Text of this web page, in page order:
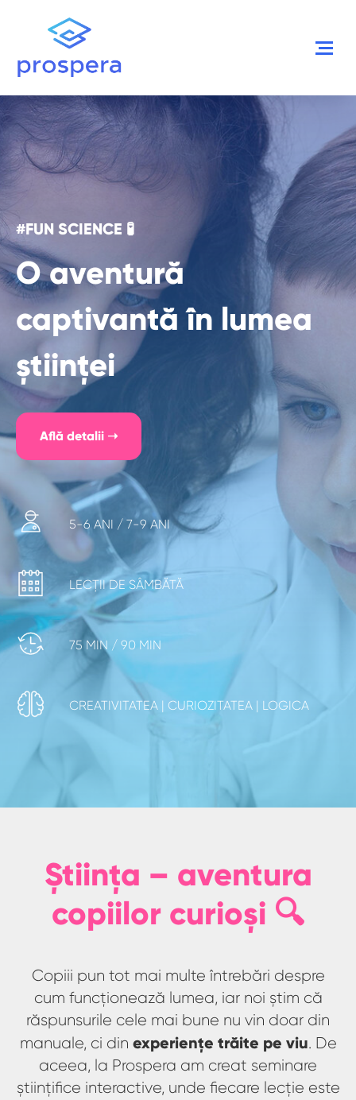
#FUN SCIENCE 🧪
O aventură
captivantă în lumea
științei
Află detalii ➝
5-6 ANI / 7-9 ANI
LECȚII DE SÂMBĂTĂ
75 MIN / 90 MIN
CREATIVITATEA | CURIOZITATEA | LOGICA
Știința – aventura
copiilor curioși 🔍
Copiii pun tot mai multe întrebări despre
cum funcționează lumea, iar noi știm că
răspunsurile cele mai bune nu vin doar din
manuale, ci din experiențe trăite pe viu. De
aceea, la Prospera am creat seminare
științifice interactive, unde fiecare lecție este